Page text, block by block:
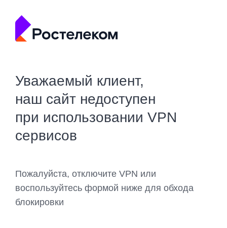
Уважаемый клиент,
наш сайт недоступен
при использовании VPN
сервисов
Пожалуйста, отключите VPN или
воспользуйтесь формой ниже для обхода
блокировки